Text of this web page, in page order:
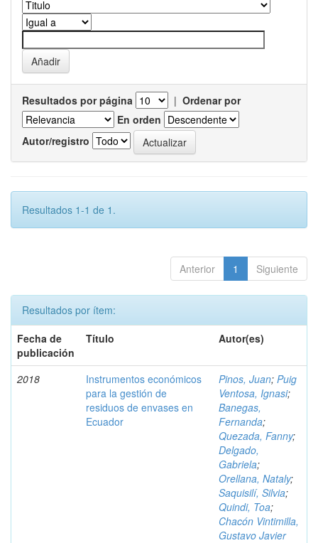
Resultados por página | Ordenar por
En orden
Autor/registro
Resultados 1-1 de 1.
Anterior 1 Siguiente
Resultados por ítem:
Fecha de
publicación
Título Autor(es)
2018
Instrumentos económicos
para la gestión de
residuos de envases en
Ecuador
Pinos, Juan; Puig
Ventosa, Ignasi;
Banegas,
Fernanda;
Quezada, Fanny;
Delgado,
Gabriela;
Orellana, Nataly;
Saquisilí, Silvia;
Quindi, Toa;
Chacón Vintimilla,
Gustavo Javier